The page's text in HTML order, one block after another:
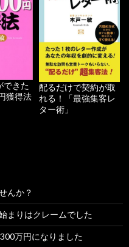
できた
獲得法
配るだけで契約が取
れる！「最強集客レ
ター術」
んか？
まりはクレームでした
万円になりました